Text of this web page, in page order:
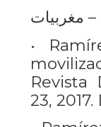
•
Revista
23,